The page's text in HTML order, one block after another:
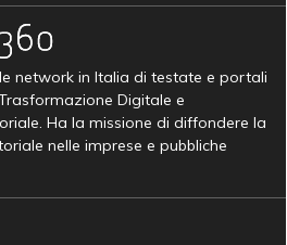
network in Italia di testate e portali
Digitale e
Ha la missione di diffondere la
nelle imprese e pubbliche